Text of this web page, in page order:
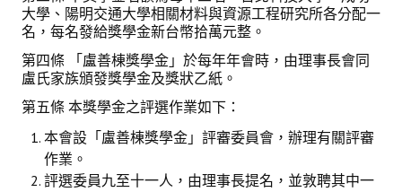
大學、陽明交通大學相關材料與資源工程研究所各分配一
名，每名發給獎學金新台幣拾萬元整。
第四條 「盧善棟獎學金」於每年年會時，由理事長會同
盧氏家族頒發獎學金及獎狀乙紙。
第五條 本獎學金之評選作業如下：
本會設「盧善棟獎學金」評審委員會，辦理有關評審
作業。
評選委員九至十一人，由理事長提名，並敦聘其中一